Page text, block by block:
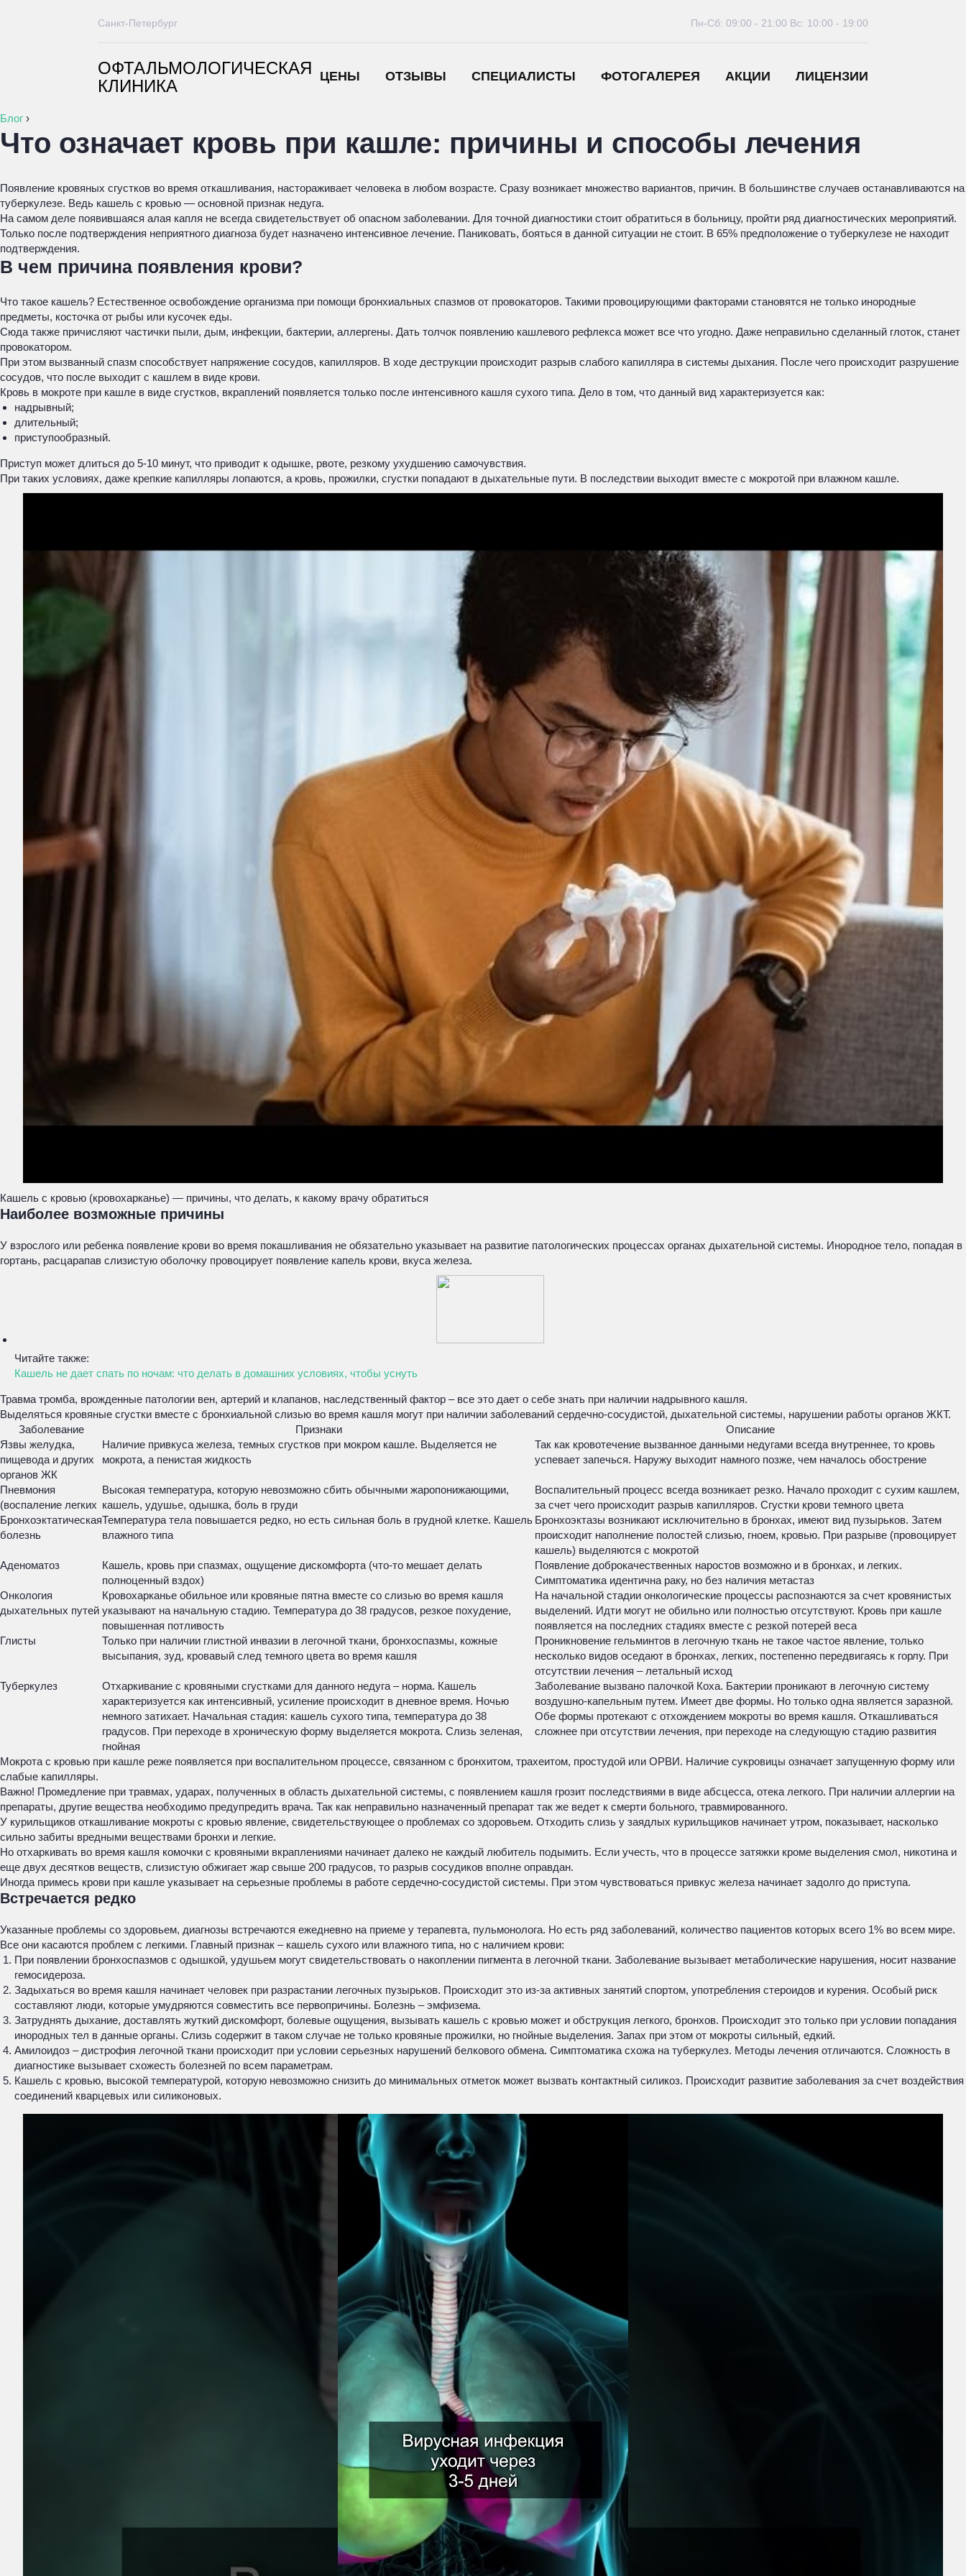
ОФТАЛЬМОЛОГИЧЕСКАЯ
КЛИНИКА
ЦЕНЫ ОТЗЫВЫ СПЕЦИАЛИСТЫ ФОТОГАЛЕРЕЯ АКЦИИ ЛИЦЕНЗИИ
Санкт-Петербург Пн-Сб: 09:00 - 21:00 Вс: 10:00 - 19:00
Блог ›
Что означает кровь при кашле: причины и способы лечения
Появление кровяных сгустков во время откашливания, настораживает человека в любом возрасте. Сразу возникает множество вариантов, причин. В большинстве случаев останавливаются на
туберкулезе. Ведь кашель с кровью — основной признак недуга.
На самом деле появившаяся алая капля не всегда свидетельствует об опасном заболевании. Для точной диагностики стоит обратиться в больницу, пройти ряд диагностических мероприятий.
Только после подтверждения неприятного диагноза будет назначено интенсивное лечение. Паниковать, бояться в данной ситуации не стоит. В 65% предположение о туберкулезе не находит
подтверждения.
В чем причина появления крови?
Что такое кашель? Естественное освобождение организма при помощи бронхиальных спазмов от провокаторов. Такими провоцирующими факторами становятся не только инородные
предметы, косточка от рыбы или кусочек еды.
Сюда также причисляют частички пыли, дым, инфекции, бактерии, аллергены. Дать толчок появлению кашлевого рефлекса может все что угодно. Даже неправильно сделанный глоток, станет
провокатором.
При этом вызванный спазм способствует напряжение сосудов, капилляров. В ходе деструкции происходит разрыв слабого капилляра в системы дыхания. После чего происходит разрушение
сосудов, что после выходит с кашлем в виде крови.
Кровь в мокроте при кашле в виде сгустков, вкраплений появляется только после интенсивного кашля сухого типа. Дело в том, что данный вид характеризуется как:
надрывный;
длительный;
приступообразный.
Приступ может длиться до 5-10 минут, что приводит к одышке, рвоте, резкому ухудшению самочувствия.
При таких условиях, даже крепкие капилляры лопаются, а кровь, прожилки, сгустки попадают в дыхательные пути. В последствии выходит вместе с мокротой при влажном кашле.
Кашель с кровью (кровохарканье) — причины, что делать, к какому врачу обратиться
Наиболее возможные причины
У взрослого или ребенка появление крови во время покашливания не обязательно указывает на развитие патологических процессах органах дыхательной системы. Инородное тело, попадая в
гортань, расцарапав слизистую оболочку провоцирует появление капель крови, вкуса железа.
Читайте также:
Кашель не дает спать по ночам: что делать в домашних условиях, чтобы уснуть
Травма тромба, врожденные патологии вен, артерий и клапанов, наследственный фактор – все это дает о себе знать при наличии надрывного кашля.
Выделяться кровяные сгустки вместе с бронхиальной слизью во время кашля могут при наличии заболеваний сердечно-сосудистой, дыхательной системы, нарушении работы органов ЖКТ.
Заболевание
Признаки
Описание
Язвы желудка,
пищевода и других
органов ЖК
Наличие привкуса железа, темных сгустков при мокром кашле. Выделяется не
мокрота, а пенистая жидкость
Так как кровотечение вызванное данными недугами всегда внутреннее, то кровь
успевает запечься. Наружу выходит намного позже, чем началось обострение
Пневмония
(воспаление легких
Высокая температура, которую невозможно сбить обычными жаропонижающими,
кашель, удушье, одышка, боль в груди
Воспалительный процесс всегда возникает резко. Начало проходит с сухим кашлем,
за счет чего происходит разрыв капилляров. Сгустки крови темного цвета
Бронхоэктатическая
болезнь
Температура тела повышается редко, но есть сильная боль в грудной клетке. Кашель
влажного типа
Бронхоэктазы возникают исключительно в бронхах, имеют вид пузырьков. Затем
происходит наполнение полостей слизью, гноем, кровью. При разрыве (провоцирует
кашель) выделяются с мокротой
Аденоматоз
Кашель, кровь при спазмах, ощущение дискомфорта (что-то мешает делать
полноценный вздох)
Появление доброкачественных наростов возможно и в бронхах, и легких.
Симптоматика идентична раку, но без наличия метастаз
Онкология
дыхательных путей
Кровохарканье обильное или кровяные пятна вместе со слизью во время кашля
указывают на начальную стадию. Температура до 38 градусов, резкое похудение,
повышенная потливость
На начальной стадии онкологические процессы распознаются за счет кровянистых
выделений. Идти могут не обильно или полностью отсутствуют. Кровь при кашле
появляется на последних стадиях вместе с резкой потерей веса
Глисты
Только при наличии глистной инвазии в легочной ткани, бронхоспазмы, кожные
высыпания, зуд, кровавый след темного цвета во время кашля
Проникновение гельминтов в легочную ткань не такое частое явление, только
несколько видов оседают в бронхах, легких, постепенно передвигаясь к горлу. При
отсутствии лечения – летальный исход
Туберкулез
Отхаркивание с кровяными сгустками для данного недуга – норма. Кашель
характеризуется как интенсивный, усиление происходит в дневное время. Ночью
немного затихает. Начальная стадия: кашель сухого типа, температура до 38
градусов. При переходе в хроническую форму выделяется мокрота. Слизь зеленая,
гнойная
Заболевание вызвано палочкой Коха. Бактерии проникают в легочную систему
воздушно-капельным путем. Имеет две формы. Но только одна является заразной.
Обе формы протекают с отхождением мокроты во время кашля. Откашливаться
сложнее при отсутствии лечения, при переходе на следующую стадию развития
Мокрота с кровью при кашле реже появляется при воспалительном процессе, связанном с бронхитом, трахеитом, простудой или ОРВИ. Наличие сукровицы означает запущенную форму или
слабые капилляры.
Важно! Промедление при травмах, ударах, полученных в область дыхательной системы, с появлением кашля грозит последствиями в виде абсцесса, отека легкого. При наличии аллергии на
препараты, другие вещества необходимо предупредить врача. Так как неправильно назначенный препарат так же ведет к смерти больного, травмированного.
У курильщиков откашливание мокроты с кровью явление, свидетельствующее о проблемах со здоровьем. Отходить слизь у заядлых курильщиков начинает утром, показывает, насколько
сильно забиты вредными веществами бронхи и легкие.
Но отхаркивать во время кашля комочки с кровяными вкраплениями начинает далеко не каждый любитель подымить. Если учесть, что в процессе затяжки кроме выделения смол, никотина и
еще двух десятков веществ, слизистую обжигает жар свыше 200 градусов, то разрыв сосудиков вполне оправдан.
Иногда примесь крови при кашле указывает на серьезные проблемы в работе сердечно-сосудистой системы. При этом чувствоваться привкус железа начинает задолго до приступа.
Встречается редко
Указанные проблемы со здоровьем, диагнозы встречаются ежедневно на приеме у терапевта, пульмонолога. Но есть ряд заболеваний, количество пациентов которых всего 1% во всем мире.
Все они касаются проблем с легкими. Главный признак – кашель сухого или влажного типа, но с наличием крови:
При появлении бронхоспазмов с одышкой, удушьем могут свидетельствовать о накоплении пигмента в легочной ткани. Заболевание вызывает метаболические нарушения, носит название
гемосидероза.
Задыхаться во время кашля начинает человек при разрастании легочных пузырьков. Происходит это из-за активных занятий спортом, употребления стероидов и курения. Особый риск
составляют люди, которые умудряются совместить все первопричины. Болезнь – эмфизема.
Затруднять дыхание, доставлять жуткий дискомфорт, болевые ощущения, вызывать кашель с кровью может и обструкция легкого, бронхов. Происходит это только при условии попадания
инородных тел в данные органы. Слизь содержит в таком случае не только кровяные прожилки, но гнойные выделения. Запах при этом от мокроты сильный, едкий.
Амилоидоз – дистрофия легочной ткани происходит при условии серьезных нарушений белкового обмена. Симптоматика схожа на туберкулез. Методы лечения отличаются. Сложность в
диагностике вызывает схожесть болезней по всем параметрам.
Кашель с кровью, высокой температурой, которую невозможно снизить до минимальных отметок может вызвать контактный силикоз. Происходит развитие заболевания за счет воздействия
соединений кварцевых или силиконовых.